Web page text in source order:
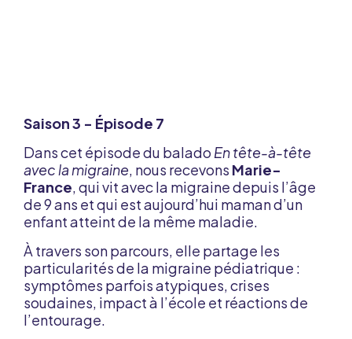
Saison 3 - Épisode 7
Dans cet épisode du balado En tête-à-tête
avec la migraine, nous recevons Marie-
France, qui vit avec la migraine depuis l’âge
de 9 ans et qui est aujourd’hui maman d’un
enfant atteint de la même maladie.
À travers son parcours, elle partage les
particularités de la migraine pédiatrique :
symptômes parfois atypiques, crises
soudaines, impact à l’école et réactions de
l’entourage.